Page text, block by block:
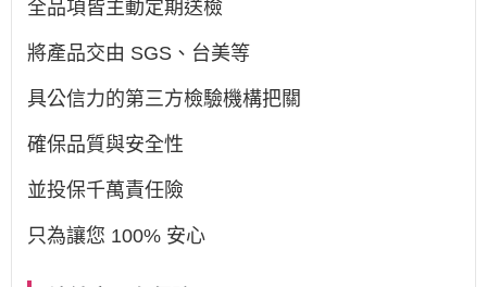
全品項皆主動定期送檢
將產品交由 SGS、台美等
具公信力的第三方檢驗機構把關
確保品質與安全性
並投保千萬責任險
只為讓您 100% 安心